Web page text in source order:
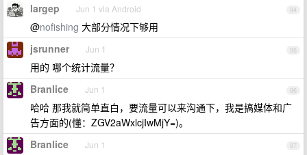
94
largep Jun 1 via Android
@nofishing 大部分情况下够用
95
jsrunner Jun 1
用的 哪个统计流量？
96
Branlice Jun 1
哈哈 那我就简单直白，要流量可以来沟通下，我是搞媒体和广
告方面的(懂：ZGV2aWxlcjIwMjY=)。
97
Branlice Jun 1